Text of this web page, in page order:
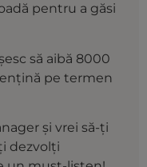
pentru a găsi
să aibă 8000
pe termen
și vrei să-ți
dezvolți